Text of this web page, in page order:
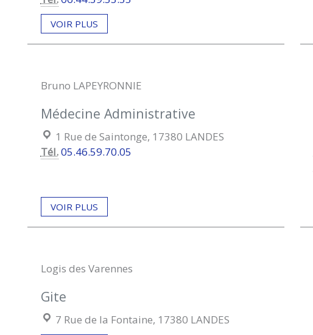
VOIR PLUS
Bruno LAPEYRONNIE
Médecine Administrative
Localisation :
1 Rue de Saintonge, 17380 LANDES
Tél.05.46.59.70.05
VOIR PLUS
Logis des Varennes
Gite
Localisation :
7 Rue de la Fontaine, 17380 LANDES